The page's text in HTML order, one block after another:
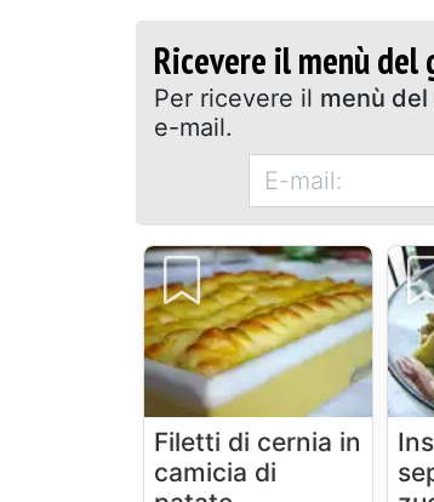
Ricevere il menù del
Per ricevere il menù
e-mail.
Filetti di cernia in
camicia di